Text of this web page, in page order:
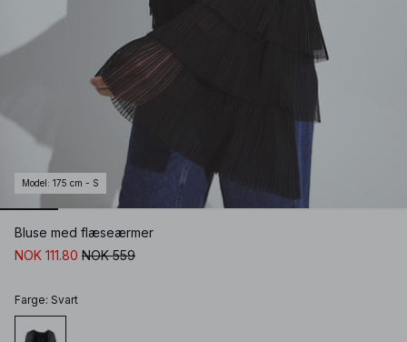
Model : 175 cm - S
Bluse med flæseærmer
NOK 111.80 NOK 559
Farge: Svart